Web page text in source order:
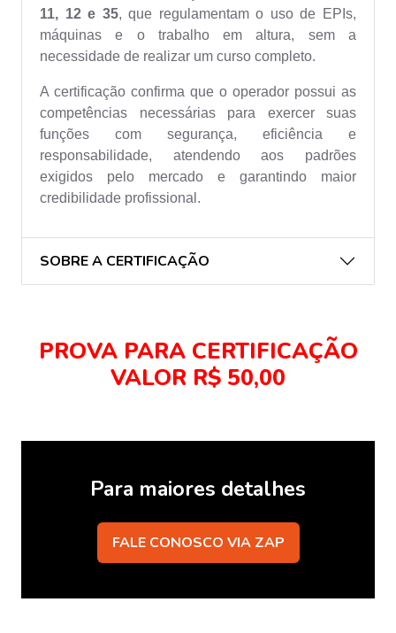
11, 12 e 35, que regulamentam o uso de EPIs,
máquinas e o trabalho em altura, sem a
necessidade de realizar um curso completo.
A certificação confirma que o operador possui as
competências necessárias para exercer suas
funções com segurança, eficiência e
responsabilidade, atendendo aos padrões
exigidos pelo mercado e garantindo maior
credibilidade profissional.
SOBRE A CERTIFICAÇÃO
PROVA PARA CERTIFICAÇÃO
VALOR R$ 50,00
Para maiores detalhes
FALE CONOSCO VIA ZAP